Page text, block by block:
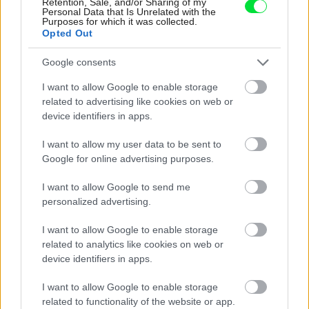
Personal Data that Is Unrelated with the
Purposes for which it was collected.
Opted Out
Google consents
I want to allow Google to enable storage
related to advertising like cookies on web or
device identifiers in apps.
I want to allow my user data to be sent to
Google for online advertising purposes.
I want to allow Google to send me
personalized advertising.
I want to allow Google to enable storage
related to analytics like cookies on web or
device identifiers in apps.
I want to allow Google to enable storage
related to functionality of the website or app.
obývacia izba,kameň,hnedá